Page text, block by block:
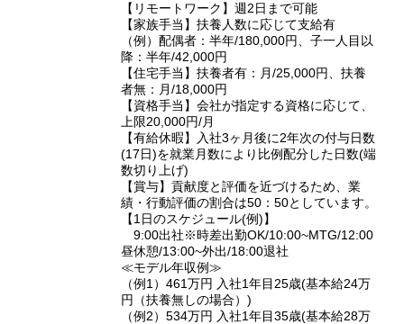
【リモートワーク】週2日まで可能
【家族手当】扶養人数に応じて支給有
（例）配偶者：半年/180,000円、子一人目以
降：半年/42,000円
【住宅手当】扶養者有：月/25,000円、扶養
者無：月/18,000円
【資格手当】会社が指定する資格に応じて、
上限20,000円/月
【有給休暇】入社3ヶ月後に2年次の付与日数
(17日)を就業月数により比例配分した日数(端
数切り上げ)
【賞与】貢献度と評価を近づけるため、業
績・行動評価の割合は50：50としています。
【1日のスケジュール(例)】
9:00出社※時差出勤OK/10:00~MTG/12:00
昼休憩/13:00~外出/18:00退社
≪モデル年収例≫
（例1）461万円 入社1年目25歳(基本給24万
円（扶養無しの場合）)
（例2）534万円 入社1年目35歳(基本給28万